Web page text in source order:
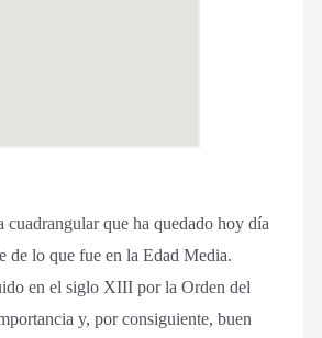
que ha quedado hoy día
de lo que fue en la Edad Media.
en el siglo XIII por la Orden del
y, por consiguiente, buen